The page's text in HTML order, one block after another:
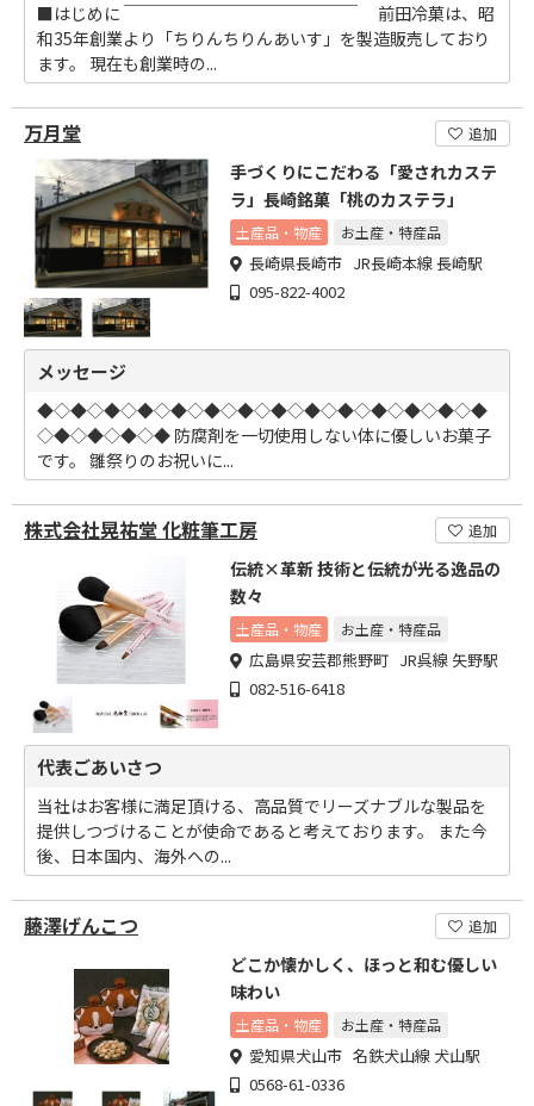
■はじめに ￣￣￣￣￣￣￣￣￣￣￣￣￣￣ 前田冷菓は、昭
和35年創業より「ちりんちりんあいす」を製造販売しており
ます。 現在も創業時の...
万月堂 追加
手づくりにこだわる「愛されカステ
ラ」長崎銘菓「桃のカステラ」
土産品・物産 お土産・特産品
長崎県長崎市 JR長崎本線 長崎駅
095-822-4002
メッセージ
◆◇◆◇◆◇◆◇◆◇◆◇◆◇◆◇◆◇◆◇◆◇◆◇◆◇◆
◇◆◇◆◇◆◇◆ 防腐剤を一切使用しない体に優しいお菓子
です。 雛祭りのお祝いに...
株式会社晃祐堂 化粧筆工房 追加
伝統×革新 技術と伝統が光る逸品の
数々
土産品・物産 お土産・特産品
広島県安芸郡熊野町 JR呉線 矢野駅
082-516-6418
代表ごあいさつ
当社はお客様に満足頂ける、高品質でリーズナブルな製品を
提供しつづけることが使命であると考えております。 また今
後、日本国内、海外への...
藤澤げんこつ 追加
どこか懐かしく、ほっと和む優しい
味わい
土産品・物産 お土産・特産品
愛知県犬山市 名鉄犬山線 犬山駅
0568-61-0336